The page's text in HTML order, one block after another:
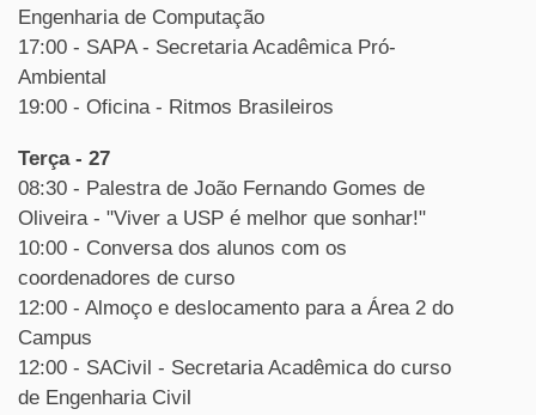
Engenharia de Computação
17:00 - SAPA - Secretaria Acadêmica Pró-
Ambiental
19:00 - Oficina - Ritmos Brasileiros
Terça - 27
08:30 - Palestra de João Fernando Gomes de
Oliveira - "Viver a USP é melhor que sonhar!"
10:00 - Conversa dos alunos com os
coordenadores de curso
12:00 - Almoço e deslocamento para a Área 2 do
Campus
12:00 - SACivil - Secretaria Acadêmica do curso
de Engenharia Civil